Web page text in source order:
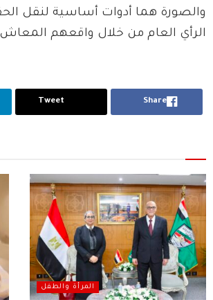
والصورة هما أدوات أساسية لنقل
الرأي العام من خلال واقعهم
Share
Tweet
المرأة والطفل